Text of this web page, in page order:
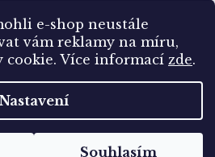
e-shop neustále
vám reklamy na míru,
cookie. Více informací zde.
Nastavení
Souhlasím
Sbírám.cz. Všechna
Upravit nastavení cookies